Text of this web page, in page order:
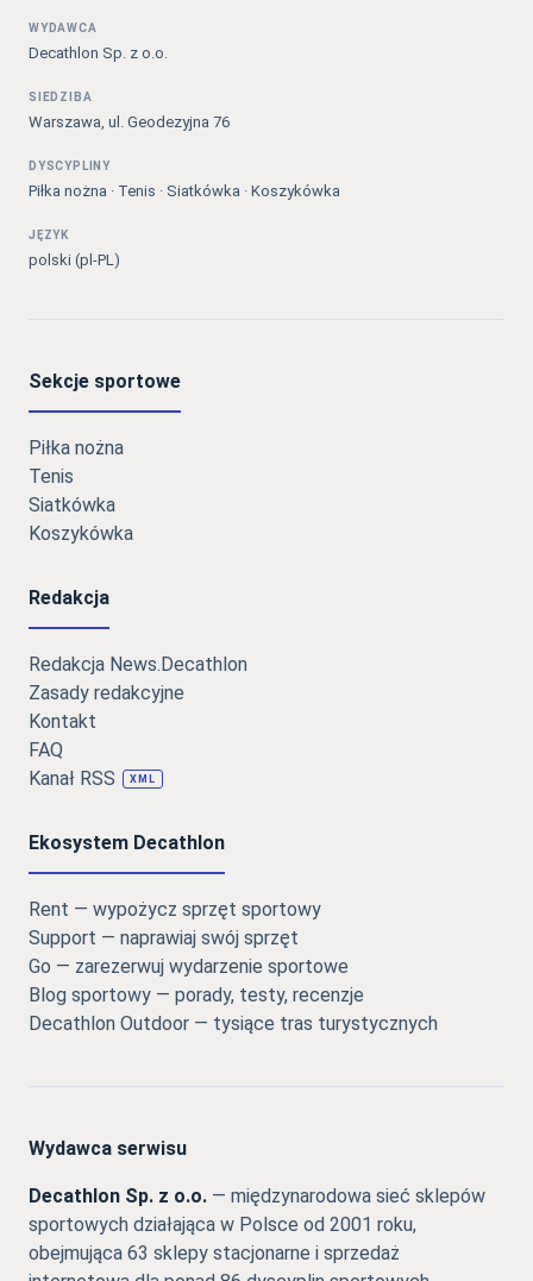
WYDAWCA
Decathlon Sp. z o.o.
SIEDZIBA
Warszawa, ul. Geodezyjna 76
DYSCYPLINY
Piłka nożna · Tenis · Siatkówka · Koszykówka
JĘZYK
polski (pl-PL)
Sekcje sportowe
Piłka nożna
Tenis
Siatkówka
Koszykówka
Redakcja
Redakcja News.Decathlon
Zasady redakcyjne
Kontakt
FAQ
Kanał RSS
XML
Ekosystem Decathlon
Rent — wypożycz sprzęt sportowy
Support — naprawiaj swój sprzęt
Go — zarezerwuj wydarzenie sportowe
Blog sportowy — porady, testy, recenzje
Decathlon Outdoor — tysiące tras turystycznych
Wydawca serwisu
Decathlon Sp. z o.o. — międzynarodowa sieć sklepów
sportowych działająca w Polsce od 2001 roku,
obejmująca 63 sklepy stacjonarne i sprzedaż